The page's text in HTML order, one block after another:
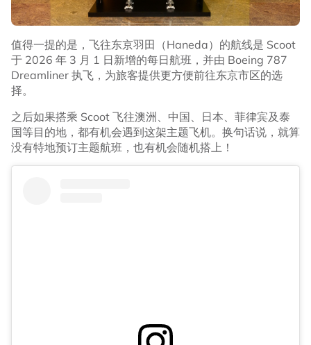
值得一提的是，飞往东京羽田（Haneda）的航线是 Scoot
于 2026 年 3 月 1 日新增的每日航班，并由 Boeing 787
Dreamliner 执飞，为旅客提供更方便前往东京市区的选
择。
之后如果搭乘 Scoot 飞往澳洲、中国、日本、菲律宾及泰
国等目的地，都有机会遇到这架主题飞机。换句话说，就算
没有特地预订主题航班，也有机会随机搭上！